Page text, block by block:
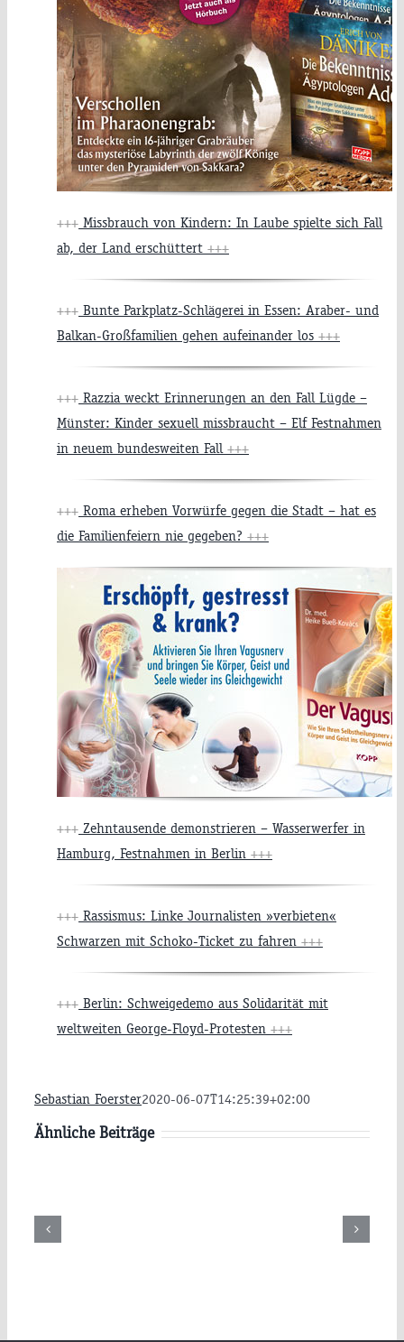
+++ Missbrauch von Kindern: In Laube spielte sich Fall
ab, der Land erschüttert +++
+++ Bunte Parkplatz-Schlägerei in Essen: Araber- und
Balkan-Großfamilien gehen aufeinander los +++
+++ Razzia weckt Erinnerungen an den Fall Lügde –
Münster: Kinder sexuell missbraucht – Elf Festnahmen
in neuem bundesweiten Fall +++
+++ Roma erheben Vorwürfe gegen die Stadt – hat es
die Familienfeiern nie gegeben? +++
+++ Zehntausende demonstrieren – Wasserwerfer in
Hamburg, Festnahmen in Berlin +++
+++ Rassismus: Linke Journalisten »verbieten«
Schwarzen mit Schoko-Ticket zu fahren +++
+++ Berlin: Schweigedemo aus Solidarität mit
weltweiten George-Floyd-Protesten +++
Sebastian Foerster2020-06-07T14:25:39+02:00
Ähnliche Beiträge
Freitag
07.08.2026